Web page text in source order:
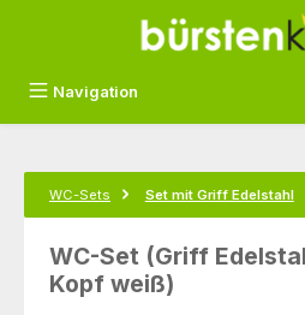
Zum Hauptinhalt springen
Navigation
WC-Sets Set mit Griff Edelstahl
WC-Set (Griff
Kopf weiß)